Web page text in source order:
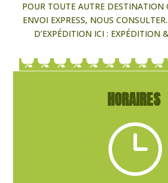
POUR TOUTE AUTRE DESTINATION
ENVOI EXPRESS, NOUS
D’EXPÉDITION ICI : EXPÉDITION
HORAIRES
}